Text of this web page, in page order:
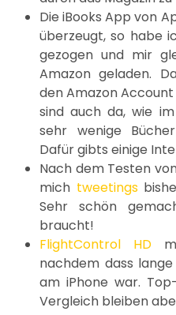
Die iBooks App von
überzeugt, so habe
gezogen und mir
Amazon geladen.
den Amazon
sind auch da, wie
sehr wenige
Dafür gibts einige
Nach dem Testen
mich tweetings
Sehr schön
braucht!
FlightControl HD
nachdem dass
am iPhone war.
Vergleich bleiben